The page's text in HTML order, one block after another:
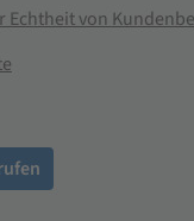
Echtheit von